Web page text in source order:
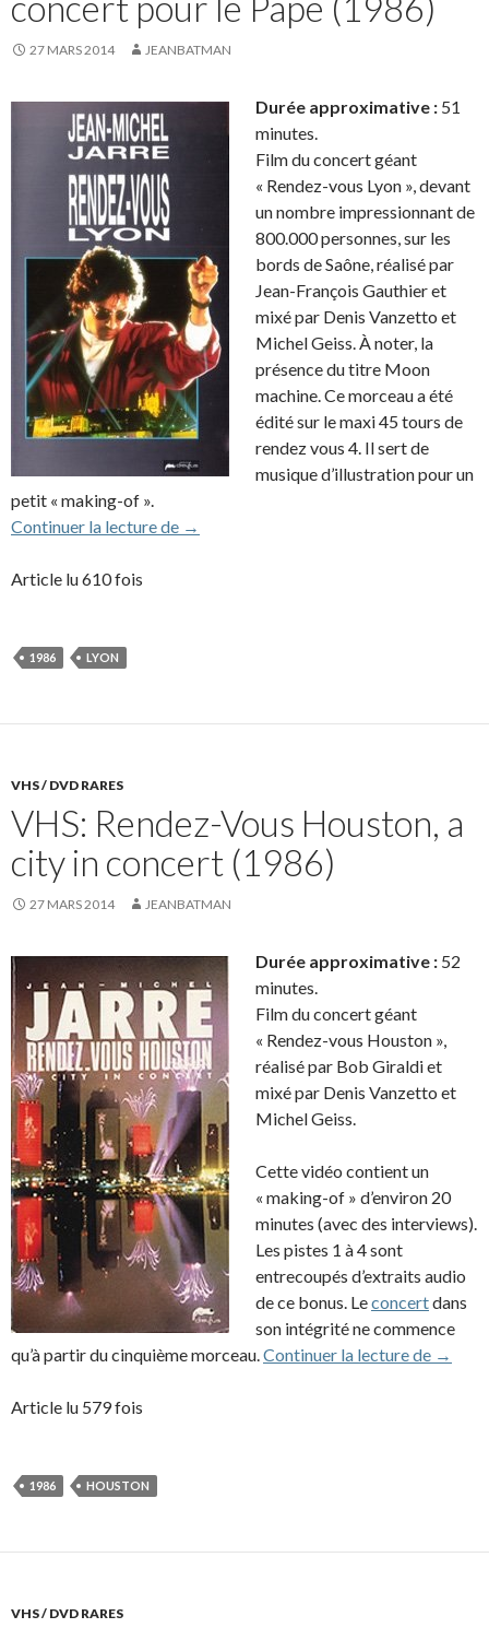
27 MARS 2014 JEANBATMAN
Durée approximative : 51
minutes.
Film du concert géant
« Rendez-vous Lyon », devant
un nombre impressionnant de
800.000 personnes, sur les
bords de Saône, réalisé par
Jean-François Gauthier et
mixé par Denis Vanzetto et
Michel Geiss. À noter, la
présence du titre Moon
machine. Ce morceau a été
édité sur le maxi 45 tours de
rendez vous 4. Il sert de
musique d’illustration pour un
petit « making-of ».
Continuer la lecture de VHS: Rendez-Vous Lyon, un concert
→
Article lu 610 fois
1986 LYON
VHS / DVD RARES
VHS: Rendez-Vous Houston, a
city in concert (1986)
27 MARS 2014 JEANBATMAN
Durée approximative : 52
minutes.
Film du concert géant
« Rendez-vous Houston »,
réalisé par Bob Giraldi et
mixé par Denis Vanzetto et
Michel Geiss.
Cette vidéo contient un
« making-of » d’environ 20
minutes (avec des interviews).
Les pistes 1 à 4 sont
entrecoupés d’extraits audio
de ce bonus. Leconcertdans
son intégrité ne commence
qu’à partir du cinquième morceau.Continuer la lecture de VHS:
→
Article lu 579 fois
1986 HOUSTON
VHS / DVD RARES